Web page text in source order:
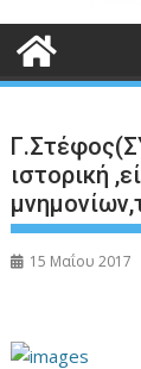
ιστορική
15 Μαΐου 2017